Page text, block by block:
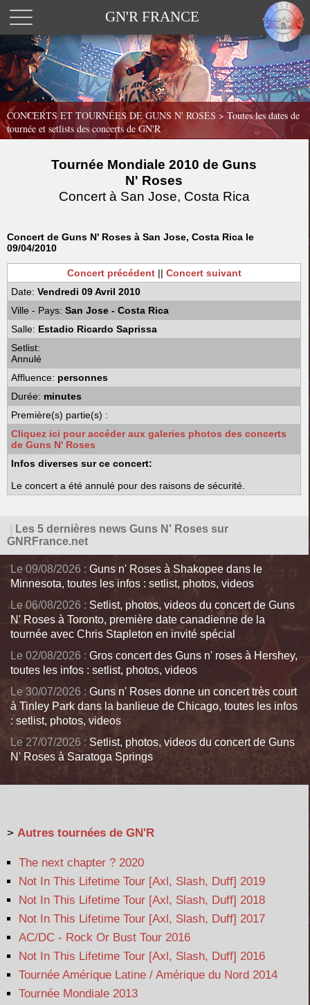
GN'R FRANCE
CONCERTS ET TOURNÉES DE GUNS N' ROSES > Toutes les dates de
tournée et setlists des concerts de GN'R
Tournée Mondiale 2010 de Guns
N' Roses
Concert à San Jose, Costa Rica
Concert de Guns N' Roses à San Jose, Costa Rica le
09/04/2010
Concert précédent|| Concert suivant
Date:Vendredi 09 Avril 2010
Ville - Pays:San Jose - Costa Rica
Salle: Estadio Ricardo Saprissa
Setlist:
Annulé
Affluence: personnes
Durée: minutes
Première(s) partie(s) :
Cliquez ici pour accéder aux galeries photos des concerts
de Guns N' Roses
Infos diverses sur ce concert:
Le concert a été annulé pour des raisons de sécurité.
Les 5 dernières news Guns N' Roses sur
GNRFrance.net
Le 09/08/2026 : Guns n' Roses à Shakopee dans le
Minnesota, toutes les infos : setlist, photos, videos
Le 06/08/2026 : Setlist, photos, videos du concert de Guns
N' Roses à Toronto, première date canadienne de la
tournée avec Chris Stapleton en invité spécial
Le 02/08/2026 : Gros concert des Guns n' roses à Hershey,
toutes les infos : setlist, photos, videos
Le 30/07/2026 : Guns n' Roses donne un concert très court
à Tinley Park dans la banlieue de Chicago, toutes les infos
: setlist, photos, videos
Le 27/07/2026 : Setlist, photos, videos du concert de Guns
N' Roses à Saratoga Springs
> Autres tournées de GN'R
The next chapter ? 2020
Not In This Lifetime Tour [Axl, Slash, Duff] 2019
Not In This Lifetime Tour [Axl, Slash, Duff] 2018
Not In This Lifetime Tour [Axl, Slash, Duff] 2017
AC/DC - Rock Or Bust Tour 2016
Not In This Lifetime Tour [Axl, Slash, Duff] 2016
Tournée Amérique Latine / Amérique du Nord 2014
Tournée Mondiale 2013